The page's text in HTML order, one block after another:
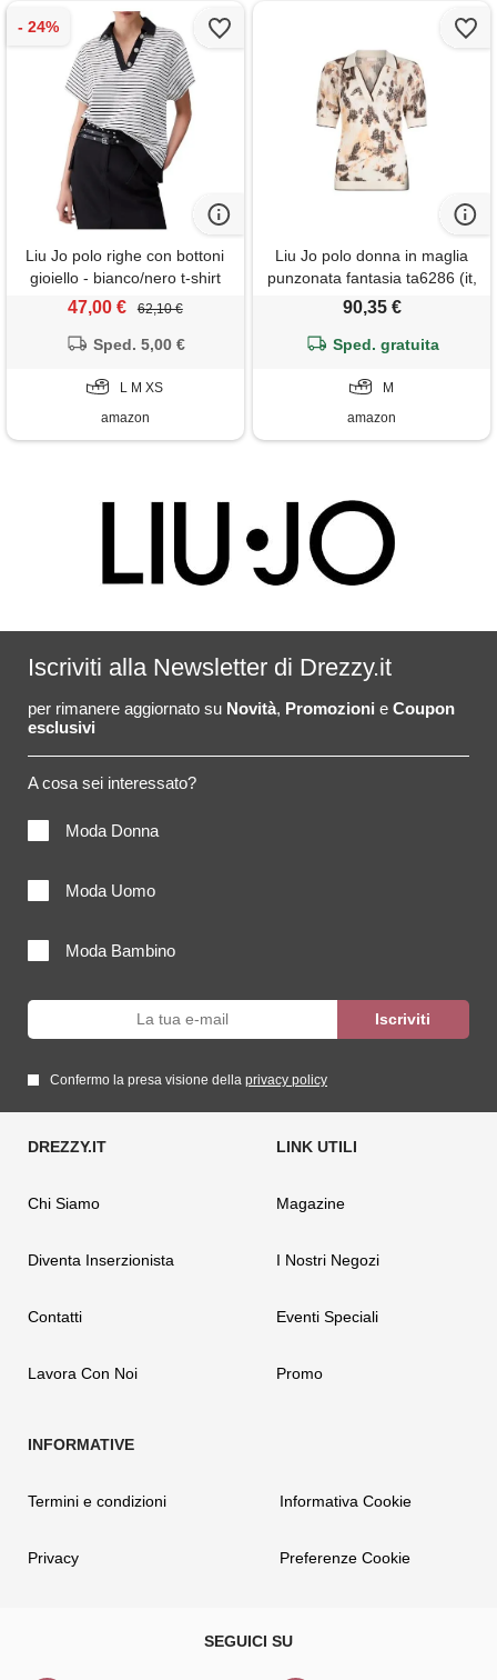
Liu Jo polo righe con bottoni
gioiello - bianco/nero t-shirt
moda m/c - m
47,00 € 62,10 €
Sped. 5,00 €
L M XS
amazon
Liu Jo polo donna in maglia
punzonata fantasia ta6286 (it,
testo, m, regular, regular,
90,35 €
Sped. gratuita
M
amazon
Iscriviti alla Newsletter di Drezzy.it
per rimanere aggiornato su Novità, Promozioni e Coupon
esclusivi
A cosa sei interessato?
Moda Donna
Moda Uomo
Moda Bambino
Confermo la presa visione della privacy policy
Chi Siamo
Diventa Inserzionista
Contatti
Lavora Con Noi
Magazine
I Nostri Negozi
Eventi Speciali
Promo
Termini e condizioni
Privacy
Informativa Cookie
Preferenze Cookie